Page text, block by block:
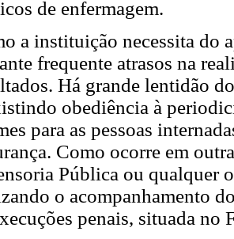
de enfermagem.
a instituição necessita do
frequente atrasos na
Há grande lentidão
obediência à
para as pessoas
Como ocorre em
Pública ou qualquer
o acompanhamento
penais, situada no